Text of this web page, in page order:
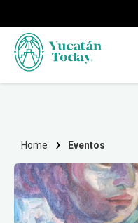
Home Eventos